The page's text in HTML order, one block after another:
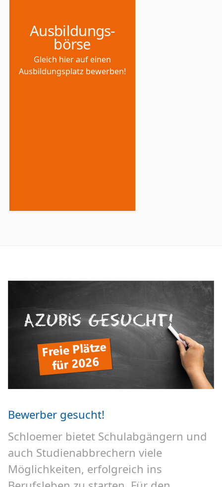
Ausbildungs-
börse
Gleich hier auf einen
Ausbildungsplatz bewerben!
Bewerber gesucht!
Schloemer bietet Schulabgängern und
auch Studienabbrechern viele
Möglichkeiten, erfolgreich ins